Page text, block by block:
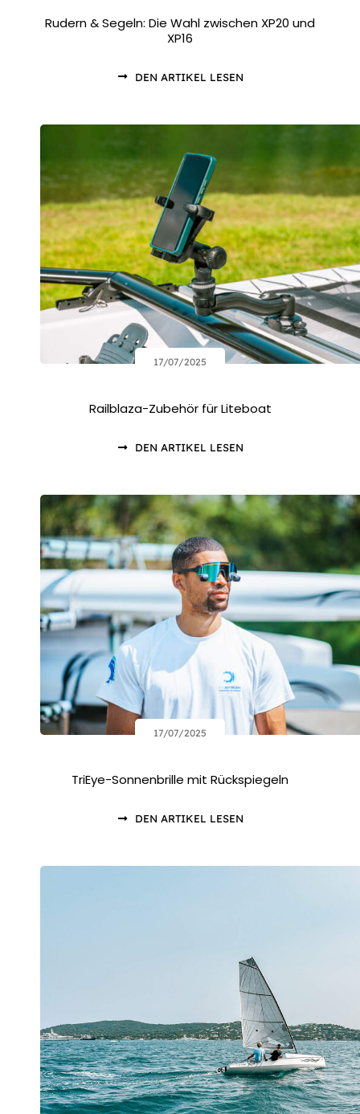
Rudern & Segeln: Die Wahl zwischen XP20 und
XP16
DEN ARTIKEL LESEN
17/07/2025
Railblaza-Zubehör für Liteboat
DEN ARTIKEL LESEN
17/07/2025
TriEye-Sonnenbrille mit Rückspiegeln
DEN ARTIKEL LESEN